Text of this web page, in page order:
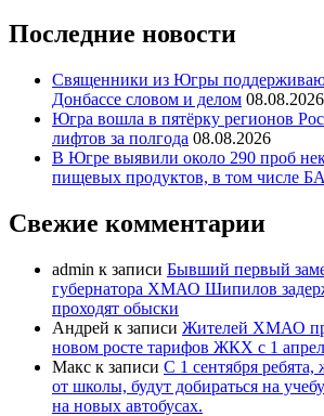
Последние новости
Священники из Югры
Донбассе словом и делом 08.08.2026
Югра вошла в пятёрку регионов
лифтов за полгода 08.08.2026
В Югре выявили около 290 проб
пищевых продуктов, в том числе
Свежие комментарии
admin к записи Бывший первый
губернатора ХМАО Шипилов
проходят обыски
Андрей к записи Жителей ХМАО
новом росте тарифов ЖКХ с 1
Макс к записи С 1 сентября
от школы, будут добираться на
на новых автобусах.